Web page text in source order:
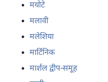
मयोटे
मलावी
मलेशिया
मार्टिनिक
मार्शल द्वीप-समूह